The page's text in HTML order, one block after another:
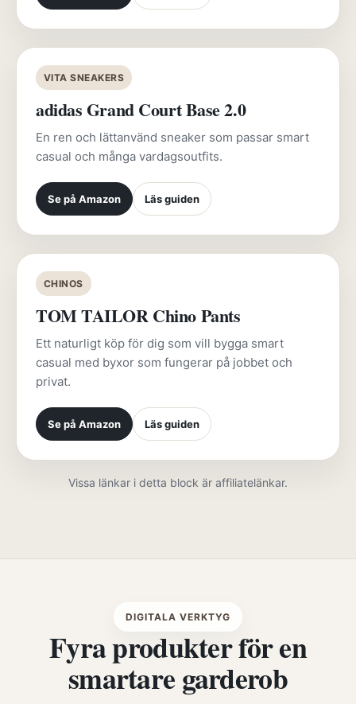
VITA SNEAKERS
adidas Grand Court Base 2.0
En ren och lättanvänd sneaker som passar smart
casual och många vardagsoutfits.
Se på Amazon Läs guiden
CHINOS
TOM TAILOR Chino Pants
Ett naturligt köp för dig som vill bygga smart
casual med byxor som fungerar på jobbet och
privat.
Se på Amazon Läs guiden
Vissa länkar i detta block är affiliatelänkar.
DIGITALA VERKTYG
Fyra produkter för en
smartare garderob